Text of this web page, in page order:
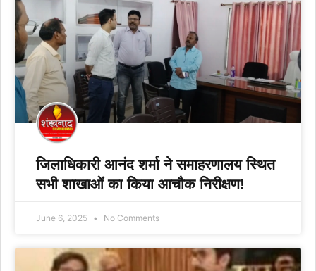
जिलाधिकारी आनंद शर्मा ने समाहरणालय स्थित
सभी शाखाओं का किया आचौक निरीक्षण!
June 6, 2025 No Comments